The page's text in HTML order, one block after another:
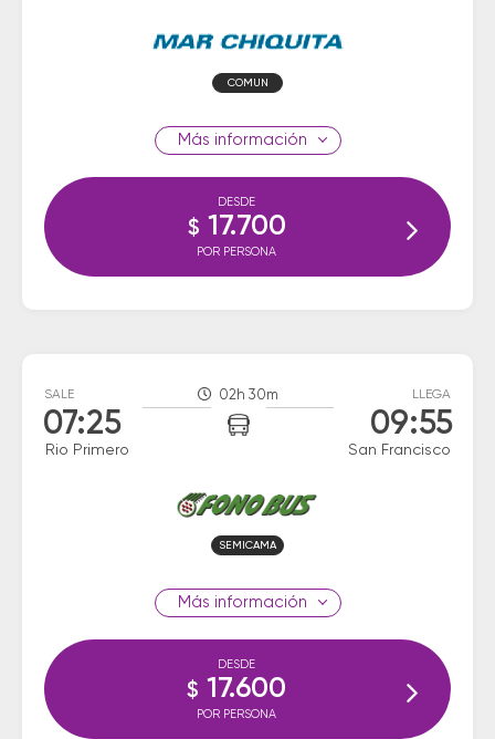
COMUN
información
DESDE
$ 17.700
POR PERSONA
SALE
07:25
Rio Primero
02h 30m LLEGA
09:55
San Francisco
SEMICAMA
información
DESDE
$ 17.600
POR PERSONA